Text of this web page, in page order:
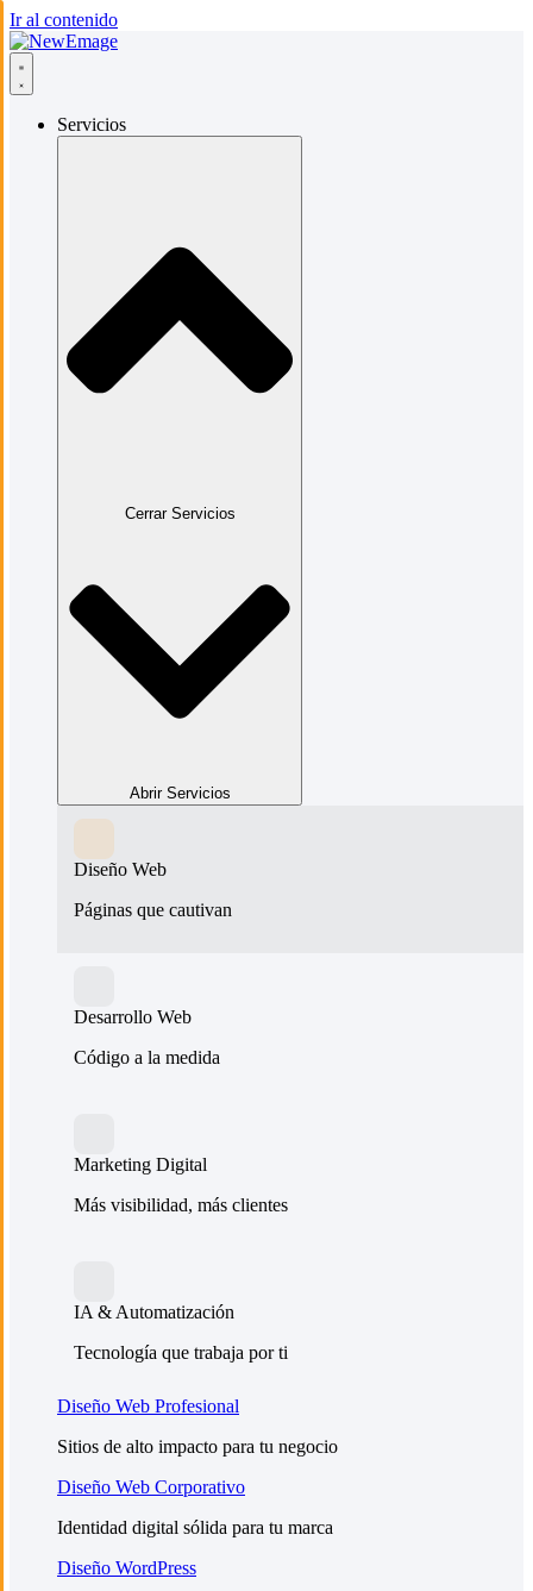
Ir al contenido
Servicios
Cerrar Servicios
Abrir Servicios
Diseño Web
Páginas que cautivan
Desarrollo Web
Código a la medida
Marketing Digital
Más visibilidad, más clientes
IA & Automatización
Tecnología que trabaja por ti
Diseño Web Profesional
Sitios de alto impacto para tu negocio
Diseño Web Corporativo
Identidad digital sólida para tu marca
Diseño WordPress